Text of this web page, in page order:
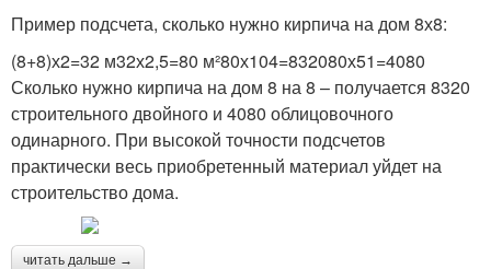
Пример подсчета, сколько нужно кирпича на дом 8х8:
(8+8)х2=32 м32х2,5=80 м²80х104=832080х51=4080
Сколько нужно кирпича на дом 8 на 8 – получается 8320
строительного двойного и 4080 облицовочного
одинарного. При высокой точности подсчетов
практически весь приобретенный материал уйдет на
строительство дома.
читать дальше →